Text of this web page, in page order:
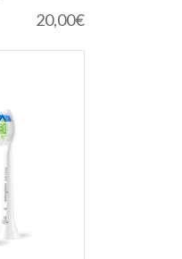
20,00€